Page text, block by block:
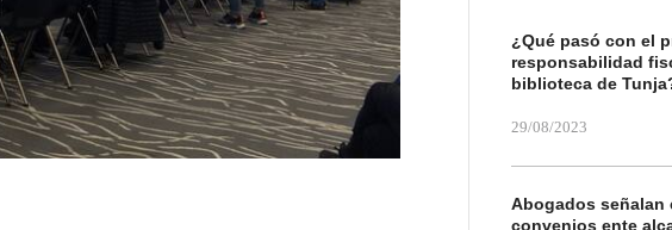
¿Qué pasó con el
responsabilidad
biblioteca de
29/08/2023
Abogados señalan
convenios ente